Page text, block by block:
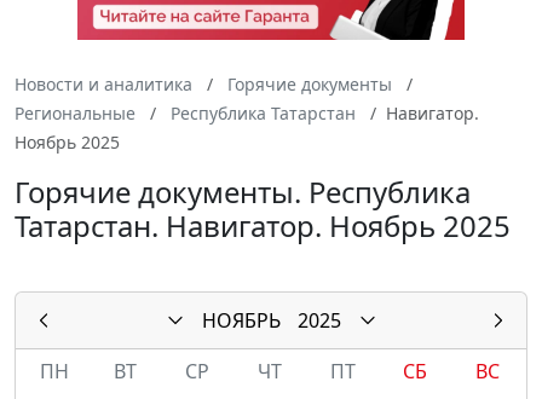
Новости и аналитика
Горячие документы
Региональные
Республика Татарстан
Навигатор.
Ноябрь 2025
Горячие документы. Республика
Татарстан. Навигатор. Ноябрь 2025
НОЯБРЬ
2025
ПН
ВТ СР ЧТ ПТ СБ
ВС